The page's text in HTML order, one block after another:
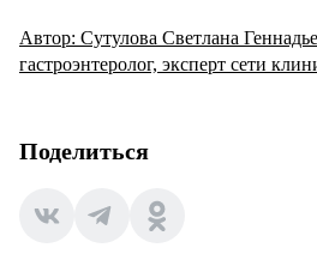
Автор: Сутулова Светлана
гастроэнтеролог, эксперт сети
Поделиться